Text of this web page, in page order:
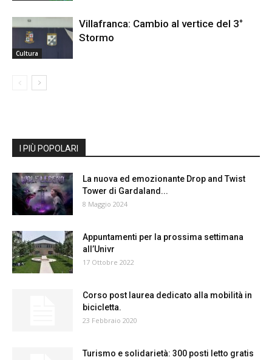
Cultura
Villafranca: Cambio al vertice del 3°
Stormo
I PIÙ POPOLARI
La nuova ed emozionante Drop and Twist
Tower di Gardaland...
8 Maggio 2024
Appuntamenti per la prossima settimana
all’Univr
17 Ottobre 2022
Corso post laurea dedicato alla mobilità in
bicicletta.
23 Febbraio 2020
Turismo e solidarietà: 300 posti letto gratis